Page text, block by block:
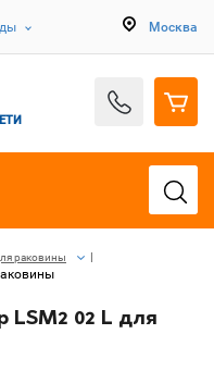
Москва
раковины
LSM2 02 L для